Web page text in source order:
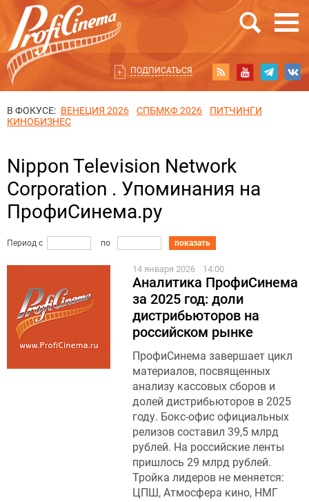
ПОДПИСАТЬСЯ
В ФОКУСЕ: ВЕНЕЦИЯ 2026 СПБМКФ 2026
ПИТЧИНГИ
КИНОБИЗНЕС
Nippon Television Network
Corporation . Упоминания на
ПрофиСинема.ру
Период с по показать
14 января 2026 14:00
Аналитика ПрофиСинема
за 2025 год: доли
дистрибьюторов на
российском рынке
ПрофиСинема завершает цикл
материалов, посвященных
анализу кассовых сборов и
долей дистрибьюторов в 2025
году. Бокс-офис официальных
релизов составил 39,5 млрд
рублей. На российские ленты
пришлось 29 млрд рублей.
Тройка лидеров не меняется:
ЦПШ, Атмосфера кино, НМГ